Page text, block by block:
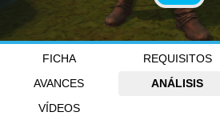
FICHA REQUISITOS
AVANCES
ANÁLISIS
VÍDEOS